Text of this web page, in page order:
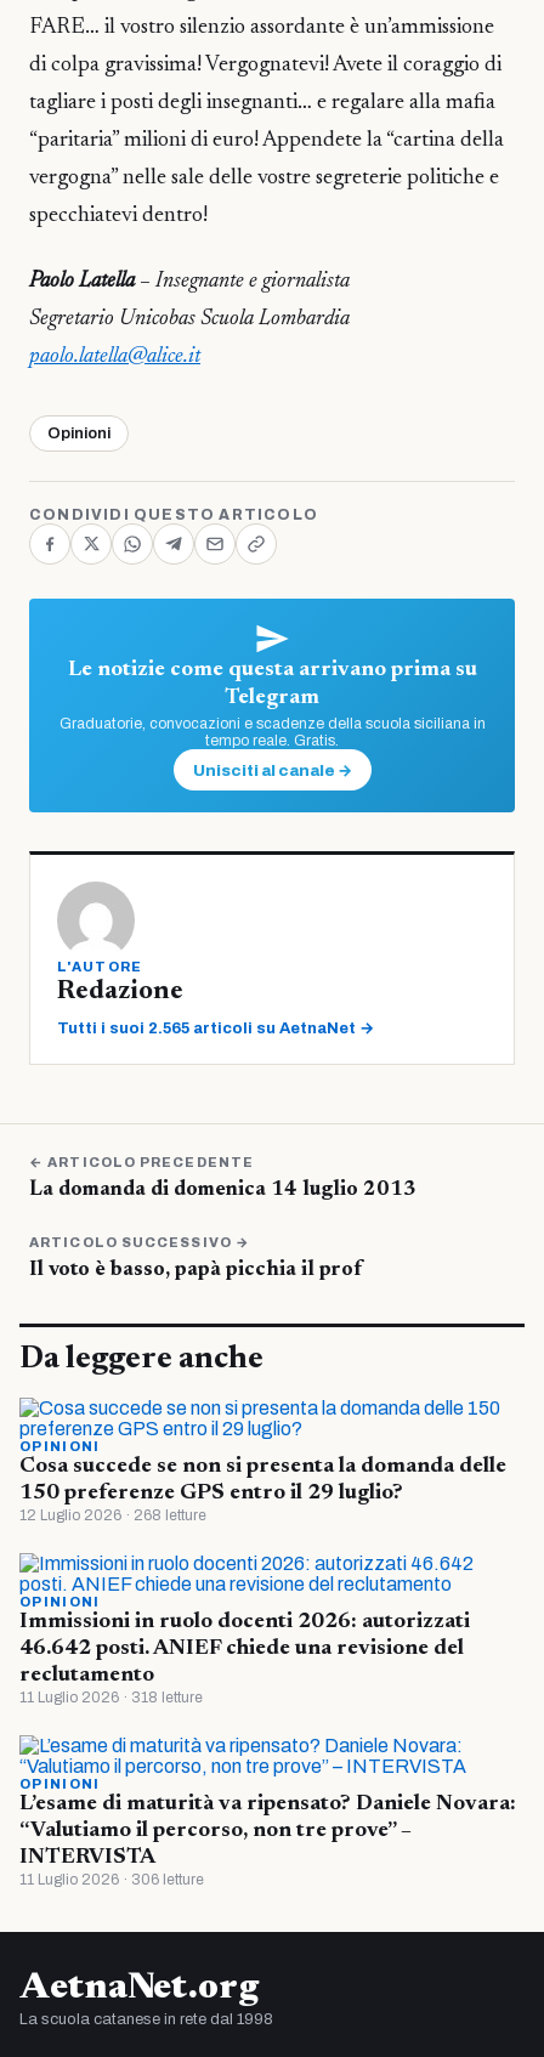
FARE… il vostro silenzio assordante è un’ammissione
di colpa gravissima! Vergognatevi! Avete il coraggio di
tagliare i posti degli insegnanti… e regalare alla mafia
“paritaria” milioni di euro! Appendete la “cartina della
vergogna” nelle sale delle vostre segreterie politiche e
specchiatevi dentro!
Paolo Latella– Insegnante e giornalista
Segretario Unicobas Scuola Lombardia
paolo.latella@alice.it
Opinioni
CONDIVIDI QUESTO ARTICOLO
Le notizie come questa arrivano prima su
Telegram
Graduatorie, convocazioni e scadenze della scuola siciliana in
tempo reale. Gratis.
Unisciti al canale →
L'AUTORE
Redazione
Tutti i suoi 2.565 articoli su AetnaNet →
← ARTICOLO PRECEDENTE
La domanda di domenica 14 luglio 2013
ARTICOLO SUCCESSIVO →
Il voto è basso, papà picchia il prof
Da leggere anche
OPINIONI
Cosa succede se non si presenta la domanda delle
150 preferenze GPS entro il 29 luglio?
12 Luglio 2026 · 268 letture
OPINIONI
Immissioni in ruolo docenti 2026: autorizzati
46.642 posti. ANIEF chiede una revisione del
reclutamento
11 Luglio 2026 · 318 letture
OPINIONI
L’esame di maturità va ripensato? Daniele Novara:
“Valutiamo il percorso, non tre prove” –
INTERVISTA
11 Luglio 2026 · 306 letture
AetnaNet.org
La scuola catanese in rete dal 1998